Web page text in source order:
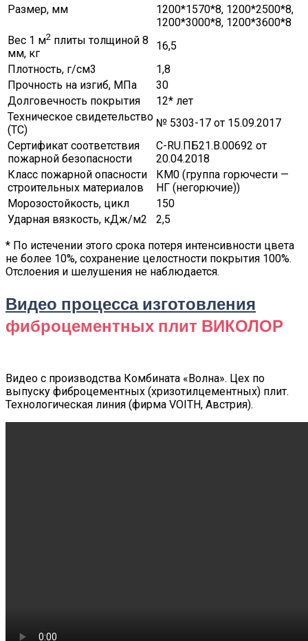
Размер, мм
1200*1570*8, 1200*2500*8,
1200*3000*8, 1200*3600*8
Вес 1 м2 плиты толщиной 8
мм, кг
16,5
Плотность, г/см3
1,8
Прочность на изгиб, МПа
30
Долговечность покрытия
12* лет
Техническое свидетельство
(ТС)
№ 5303-17 от 15.09.2017
Сертификат соответствия
пожарной безопасности
C-RU.ПБ21.В.00692 от
20.04.2018
Класс пожарной опасности
строительных материалов
КМ0 (группа горючести —
НГ (негорючие))
Морозостойкость, цикл
150
Ударная вязкость, кДж/м2
2,5
* По истечении этого срока потеря интенсивности цвета
не более 10%, сохранение целостности покрытия 100%.
Отслоения и шелушения не наблюдается.
Видео процесса изготовления
фиброцементных плит ВИКОЛОР
Видео с производства Комбината «Волна». Цех по
выпуску фиброцементных (хризотилцементных) плит.
Технологическая линия (фирма VOITH, Австрия).